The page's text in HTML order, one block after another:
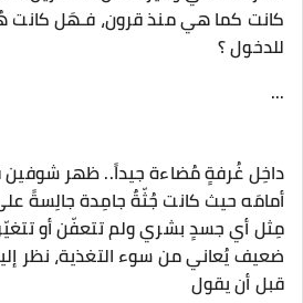
كانت كما هي منذ قرون، فـهَل كانت
للدخول ؟
...
داخِل غُرفةٍ مُضاءة جيداً.. ظهر
أمامَه حيث كانت جُثّةٌ جامِدة جالِسةً
مِثل أي جسدٍ بشري ولم تتعفّن أو
ضعيف يُعاني من سوء التغذية، نظر
قبل أن يقول